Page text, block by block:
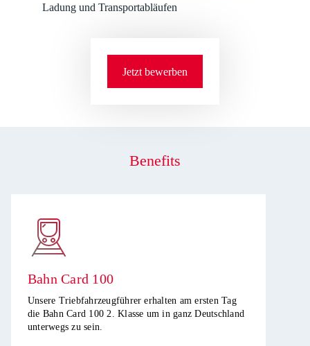
Ladung und Transportabläufen
Jetzt bewerben
Benefits
Bahn Card 100
Unsere Triebfahrzeugführer erhalten am ersten Tag
die Bahn Card 100 2. Klasse um in ganz Deutschland
unterwegs zu sein.​